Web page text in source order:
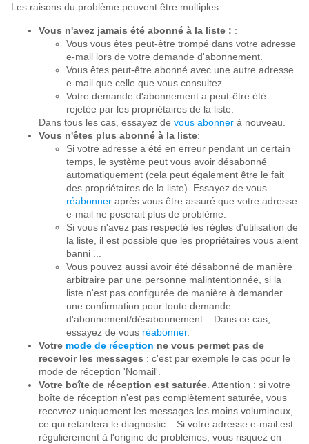
Les raisons du problème peuvent être multiples :
Vous n'avez jamais été abonné à la liste : :
Vous vous êtes peut-être trompé dans votre adresse
e-mail lors de votre demande d'abonnement.
Vous êtes peut-être abonné avec une autre adresse
e-mail que celle que vous consultez.
Votre demande d'abonnement a peut-être été
rejetée par les propriétaires de la liste.
Dans tous les cas, essayez de vous abonner à nouveau.
Vous n'êtes plus abonné à la liste:
Si votre adresse a été en erreur pendant un certain
temps, le système peut vous avoir désabonné
automatiquement (cela peut également être le fait
des propriétaires de la liste). Essayez de vous
réabonner après vous être assuré que votre adresse
e-mail ne poserait plus de problème.
Si vous n'avez pas respecté les règles d'utilisation de
la liste, il est possible que les propriétaires vous aient
banni ...
Vous pouvez aussi avoir été désabonné de manière
arbitraire par une personne malintentionnée, si la
liste n'est pas configurée de manière à demander
une confirmation pour toute demande
d'abonnement/désabonnement... Dans ce cas,
essayez de vous réabonner.
Votre mode de réception ne vous permet pas de
recevoir les messages : c'est par exemple le cas pour le
mode de réception 'Nomail'.
Votre boîte de réception est saturée. Attention : si votre
boîte de réception n'est pas complètement saturée, vous
recevrez uniquement les messages les moins volumineux,
ce qui retardera le diagnostic... Si votre adresse e-mail est
régulièrement à l'origine de problèmes, vous risquez en